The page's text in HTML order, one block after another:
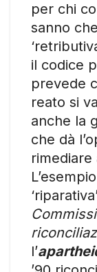
per chi
sanno
il codice
prevede
reato si
anche la
che dà
rimediare
l’